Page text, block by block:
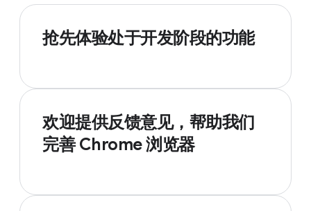
抢先体验处于开发阶段的功能
欢迎提供反馈意见，帮助我们
完善 Chrome 浏览器